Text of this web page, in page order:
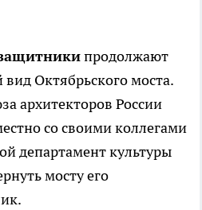
продолжают
Октябрьского моста.
архитекторов России
со своими коллегами
департамент культуры
мосту его